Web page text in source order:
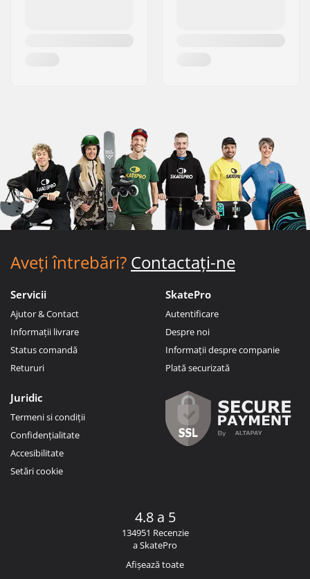
Aveți întrebări? Contactați-ne
Servicii
Ajutor & Contact
Informații livrare
Status comandă
Retururi
SkatePro
Autentificare
Despre noi
Informații despre companie
Plată securizată
Juridic
Termeni si condiții
Confidențialitate
Accesibilitate
Setări cookie
4.8 a 5
134951 Recenzie
a SkatePro
Afișează toate